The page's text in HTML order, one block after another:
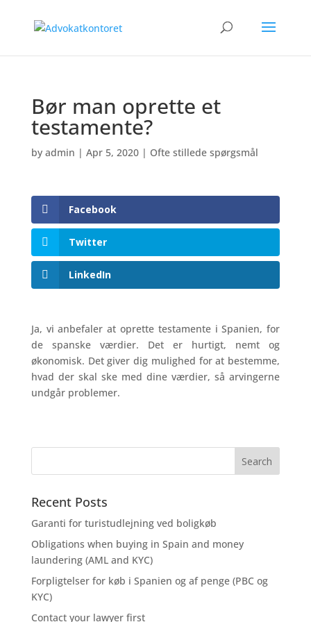
Bør man oprette et
testamente?
by admin | Apr 5, 2020| Ofte stillede spørgsmål
Facebook
Twitter
LinkedIn
Ja, vi anbefaler at oprette testamente i Spanien, for
de spanske værdier. Det er hurtigt, nemt og
økonomisk. Det giver dig mulighed for at bestemme,
hvad der skal ske med dine værdier, så arvingerne
undgår problemer.
Recent Posts
Garanti for turistudlejning ved boligkøb
Obligations when buying in Spain and money
laundering (AML and KYC)
Forpligtelser for køb i Spanien og af penge (PBC og
KYC)
Contact your lawyer first